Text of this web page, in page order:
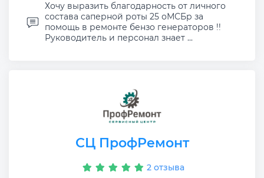
Хочу выразить благодарность от личного
состава саперной роты 25 оМСБр за
помощь в ремонте бензо генераторов !!
Руководитель и персонал знает ...
СЦ ПрофРемонт
2 отзыва